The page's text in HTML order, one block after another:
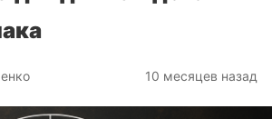
10 месяцев назад